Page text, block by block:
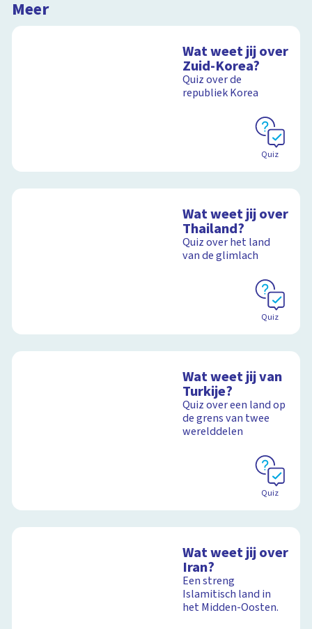
Meer
Wat weet jij over
Zuid-Korea?
Quiz over de
republiek Korea
Quiz
Wat weet jij over
Thailand?
Quiz over het land
van de glimlach
Quiz
Wat weet jij van
Turkije?
Quiz over een land op
de grens van twee
werelddelen
Quiz
Wat weet jij over
Iran?
Een streng
Islamitisch land in
het Midden-Oosten.